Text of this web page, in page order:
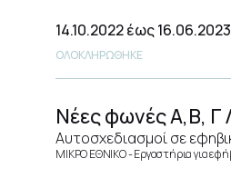
14.10.2022έως 16.06.2023
ΟΛΟΚΛΗΡΩΘΗΚΕ
Νέες φωνές Α,Β, Γ
Αυτοσχεδιασμοί σε
ΜΙΚΡΟ ΕΘΝΙΚΟ Εργαστήρια για